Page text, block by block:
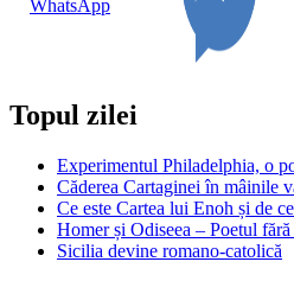
Topul zilei
Experimentul Philadelphia, o
Căderea Cartaginei în mâinile
Ce este Cartea lui Enoh și de
Homer și Odiseea – Poetul
Sicilia devine romano-catolică